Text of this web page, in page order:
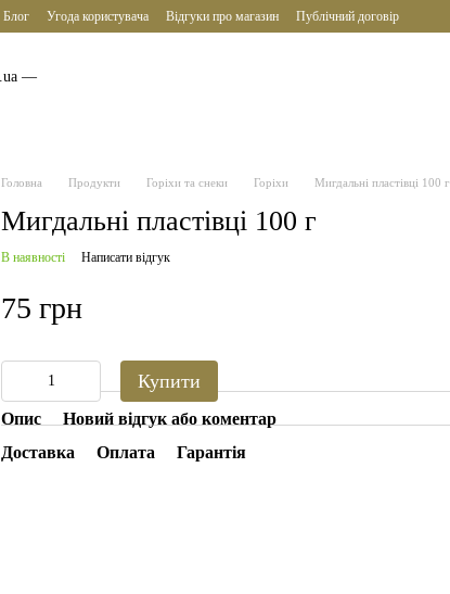
Блог Угода користувача Відгуки про магазин Публічний договір
Головна Продукти Горіхи та снеки Горіхи Мигдальні пластівці 100 г
Мигдальні пластівці 100 г
В наявності Написати відгук
75 грн
Купити
Опис
Новий відгук або коментар
Доставка
Оплата Гарантія